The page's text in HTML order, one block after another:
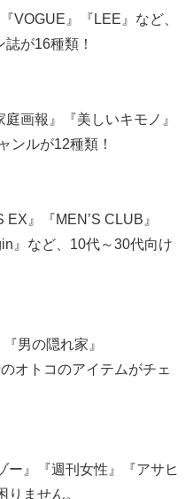
VOGUE』『LEE』など、
が16種類！
画報』『美しいキモノ』
ンルが12種類！
EX』『MEN’S CLUB』
』など、10代～30代向け
男の隠れ家』
オトコのアイテムがチェ
ー』『週刊女性』『アサヒ
ません。